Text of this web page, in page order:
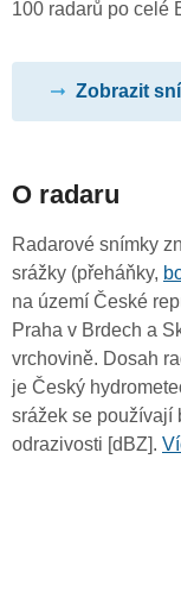
100 radarů po celé
Zobrazit
O radaru
Radarové snímky
srážky (přeháňky,
na území České
Praha v Brdech a
vrchovině. Dosah
je Český
srážek se používají
odrazivosti [dBZ].